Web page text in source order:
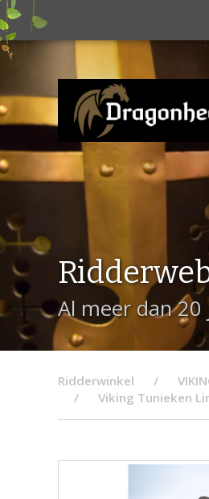
Al meer dan
Ridderwinkel
Viking Tunieken